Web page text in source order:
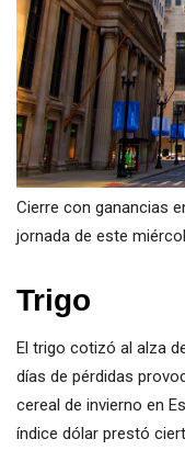
Cierre con ganancias
jornada de este
Trigo
El trigo cotizó al alza
días de pérdidas
cereal de invierno en
índice dólar prestó